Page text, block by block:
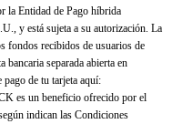
la Entidad de Pago híbrida
y está sujeta a su autorización. La
fondos recibidos de usuarios de
bancaria separada abierta en
de tu tarjeta aquí:
es un beneficio ofrecido por el
indican las Condiciones